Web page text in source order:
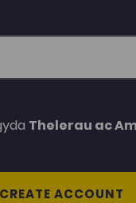
Thelerau ac
ACCOUNT